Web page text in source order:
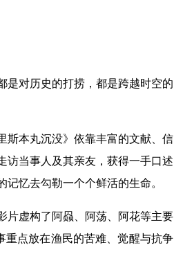
是对历史的打捞，都是跨越时空的
斯本丸沉没》依靠丰富的文献、信
访当事人及其亲友，获得一手口述
忆去勾勒一个个鲜活的生命。
片虚构了阿赑、阿荡、阿花等主要
重点放在渔民的苦难、觉醒与抗争